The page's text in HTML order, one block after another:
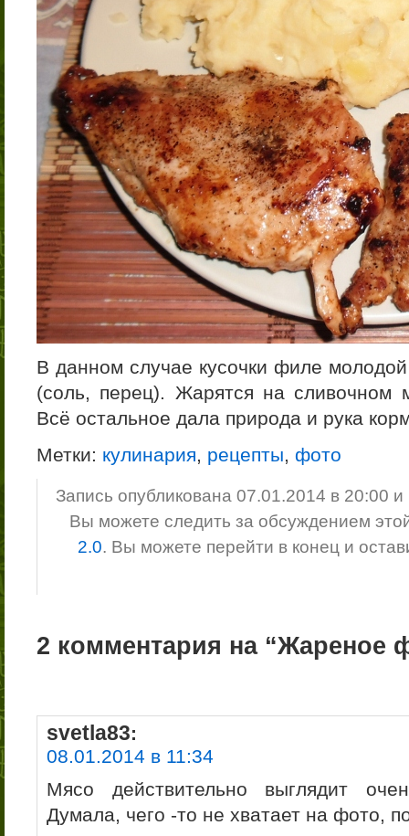
В данном случае кусочки филе
(соль, перец). Жарятся на сливочном
Всё остальное дала природа и рука
Метки: кулинария, рецепты, фото
Запись опубликована 07.01.2014 в 20:00
Вы можете следить за обсуждением
2.0. Вы можете перейти в конец и
2 комментария на “Жареное
svetla83:
08.01.2014 в 11:34
Мясо действительно выглядит
Думала, чего -то не хватает на фото,